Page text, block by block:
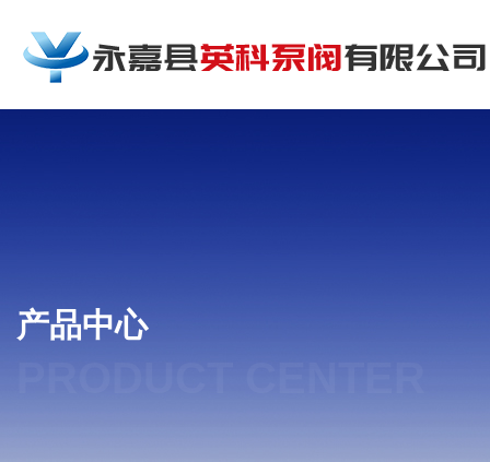
产品中心